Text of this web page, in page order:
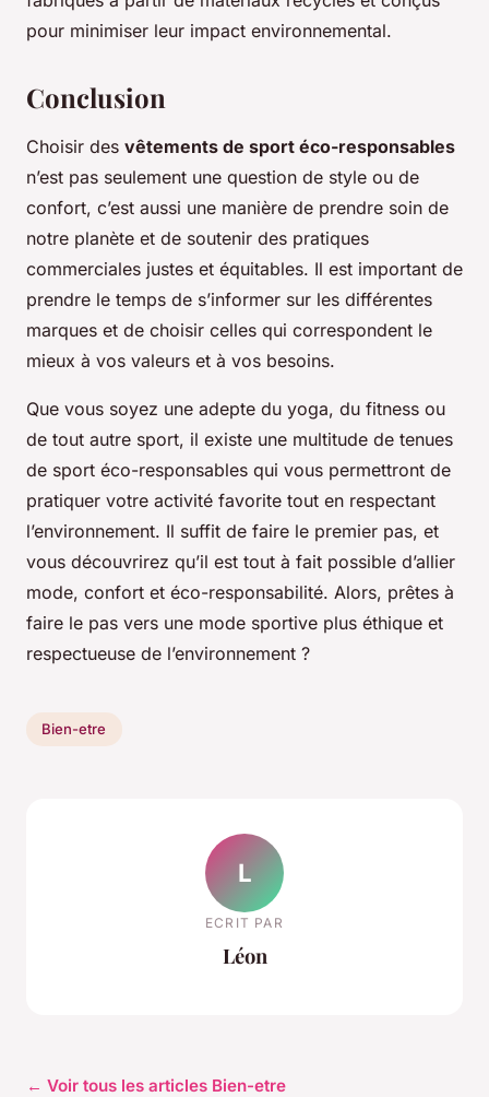
pour minimiser leur impact environnemental.
Conclusion
Choisir des vêtements de sport éco-responsables
n’est pas seulement une question de style ou de
confort, c’est aussi une manière de prendre soin de
notre planète et de soutenir des pratiques
commerciales justes et équitables. Il est important de
prendre le temps de s’informer sur les différentes
marques et de choisir celles qui correspondent le
mieux à vos valeurs et à vos besoins.
Que vous soyez une adepte du yoga, du fitness ou
de tout autre sport, il existe une multitude de tenues
de sport éco-responsables qui vous permettront de
pratiquer votre activité favorite tout en respectant
l’environnement. Il suffit de faire le premier pas, et
vous découvrirez qu’il est tout à fait possible d’allier
mode, confort et éco-responsabilité. Alors, prêtes à
faire le pas vers une mode sportive plus éthique et
respectueuse de l’environnement ?
Bien-etre
L
ECRIT PAR
Léon
← Voir tous les articles Bien-etre